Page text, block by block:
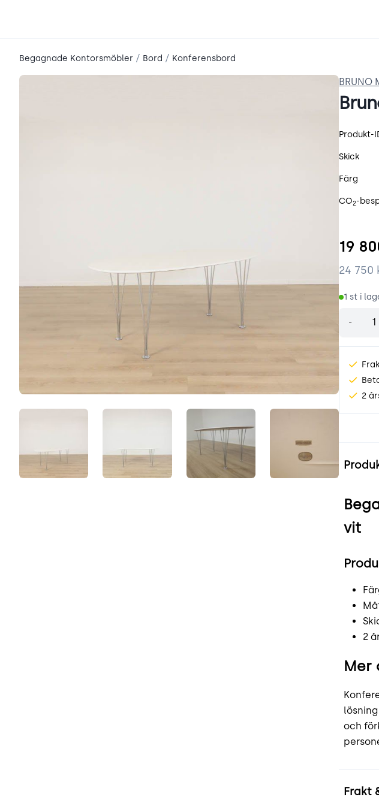
Begagnade Kontorsmöbler / Bord / Konferensbord
ITYv1F25Wj8v.jpeg lMxvjzqqEYHO.jpeg P4eYW194q_ld.jpeg
BRUNO
Produkt-
Skick
Färg
CO2-
19
24 750
1 st i
-
2
vit
2
Mer
och
Frakt